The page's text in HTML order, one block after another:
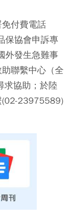
付費電話
保協會申訴專
外發生急難事
聯繫中心（全
協助；於陸
(02-23975589)